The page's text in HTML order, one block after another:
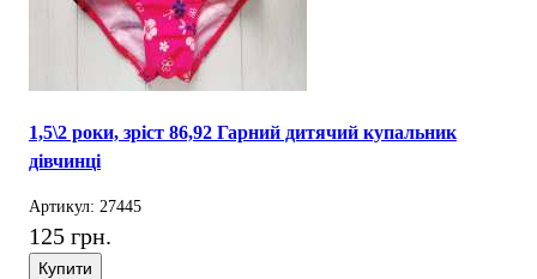
1,5\2 роки, зріст 86,92 Гарний дитячий купальник
дівчинці
Артикул: 27445
125 грн.
Купити